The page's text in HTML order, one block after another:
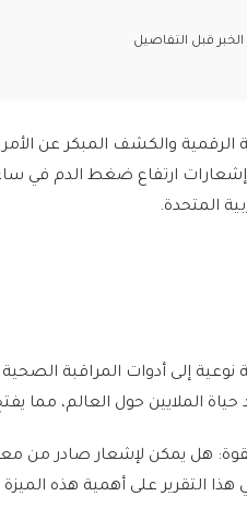
قبل التفاصيل
والكشف المبكر عن
ارتفاع ضغط الدم في
المتحدة.
نوعية إلى أدوات المراقبة
الملايين حول العالم، مما
هل يمكن لإشعار صادر من
التقرير على أهمية هذه الميزة